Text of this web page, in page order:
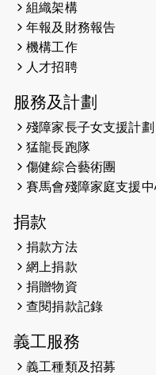
2026-05-22
2026-05-21
2026-05-14
（
2026-05-07
開始）
2026-04-30
2026-04-25
2026-04-24
2026-04-23
組織架構
年報及財務報告
機構工作
人才招聘
服務及計劃
殘障家長子女支援計劃
猛龍長跑隊
傷健綜合藝術團
賽馬會殘障家庭支援
捐款
捐款方法
網上捐款
捐贈物資
查閱捐款記錄
義工服務
義工種類及招募